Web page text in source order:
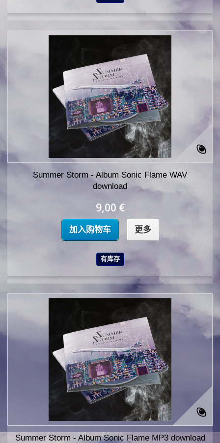
Summer Storm - Album Sonic Flame WAV
download
9,00 €
加入购物车 更多
有库存
Summer Storm - Album Sonic Flame MP3 download